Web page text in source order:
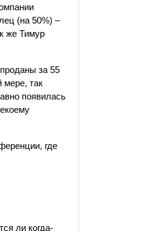
(на 50%) –
же Тимур
за 55
мере, так
появилась
где
ли когда-